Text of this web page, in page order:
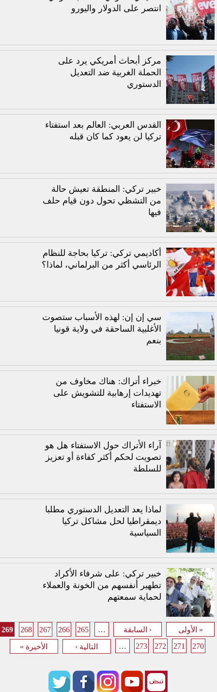
انتصر على الدولار واليورو
مركز أبحاث أمريكي يرد على
الحملة الغربية ضد التعديل
الدستوري
القدس العربي: العالم بعد استفتاء
تركيا لن يعود كما كان قبله
خبير تركي: المنطقة تعيش حالة
من التشظي تحول دون قيام حلف
فيها
أكاديمي تركي: تركيا بحاجة للنظام
الرئاسي أكثر من البرلماني، لماذا؟
سي إن إن: لهذه الأسباب ستصوت
الأغلبية الساحقة في ولاية قونيا
بنعم
خبراء أتراك: هناك مخاوف من
تهديدات إرهابية للتشويش على
الاستفتاء
آراء الأتراك حول الاستفتاء هل هو
تصويت لحكم أكثر كفاءة أو تعزيز
للسلطة
لماذا يعد التعديل الدستوري مطلبا
ديمقراطيا لحل مشاكل تركيا
السياسية
خبير تركي: على شرفاء الأكراد
تطهير أنفسهم من الخونة والعملاء
لحماية سمعتهم
الصفحات
« الأولى ‹ السابقة …
265
266
267
268
269
270
271
272
273
… التالية › الأخيرة »